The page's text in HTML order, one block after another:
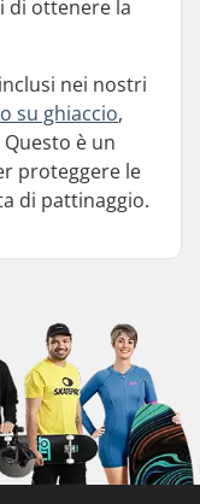
di ottenere la
nei nostri
su ghiaccio,
è un
proteggere le
di pattinaggio.